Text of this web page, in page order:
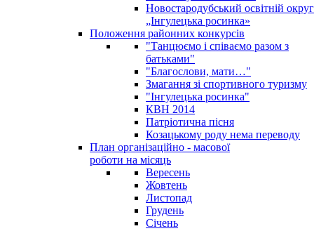
Новостародубський освітній округ
„Інгулецька росинка»
Положення районних конкурсів
"Танцюємо і співаємо разом з
батьками"
"Благослови, мати…"
Змагання зі спортивного туризму
"Інгулецька росинка"
КВН 2014
Патріотична пісня
Козацькому роду нема переводу
План організаційно - масової
роботи на місяць
Вересень
Жовтень
Листопад
Грудень
Січень